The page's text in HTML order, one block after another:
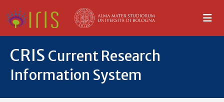
CRIS Current Research
Information System